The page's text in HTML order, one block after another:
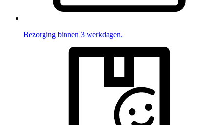
Bezorging binnen 3 werkdagen.